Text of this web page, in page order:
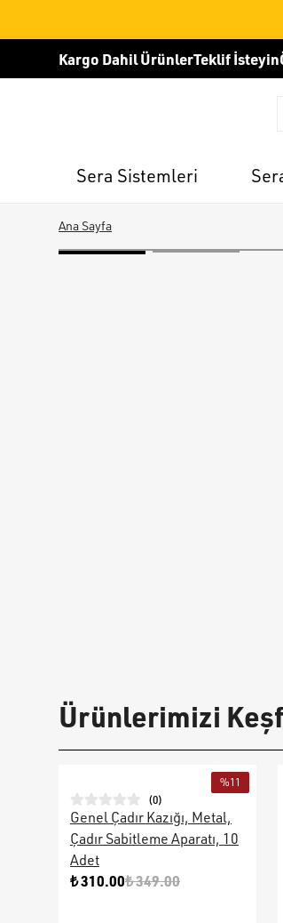
Kargo Dahil ÜrünlerTeklif İsteyin
Sera Sistemleri
Ana Sayfa
Ürünlerimizi
%11
(0)
Genel Çadır Kazığı, Metal,
Çadır Sabitleme Aparatı, 10
Adet
₺ 310.00₺ 349.00